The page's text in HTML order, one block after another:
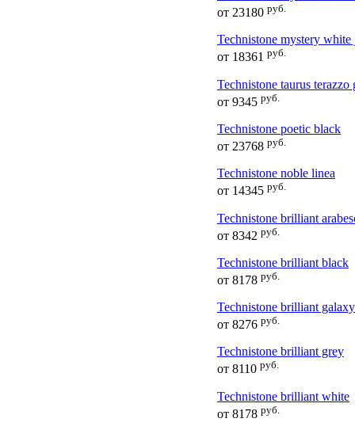
от 23180 руб.
Technistone mystery white
от 18361 руб.
Technistone taurus terazzo
от 9345 руб.
Technistone poetic black
от 23768 руб.
Technistone noble linea
от 14345 руб.
Technistone brilliant
от 8342 руб.
Technistone brilliant black
от 8178 руб.
Technistone brilliant galaxy
от 8276 руб.
Technistone brilliant grey
от 8110 руб.
Technistone brilliant white
от 8178 руб.